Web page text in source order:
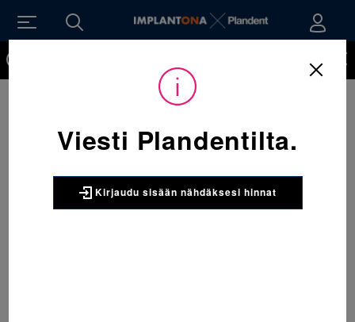
Viesti Plandentilta.
Kirjaudu sisään nähdäksesi hinnat